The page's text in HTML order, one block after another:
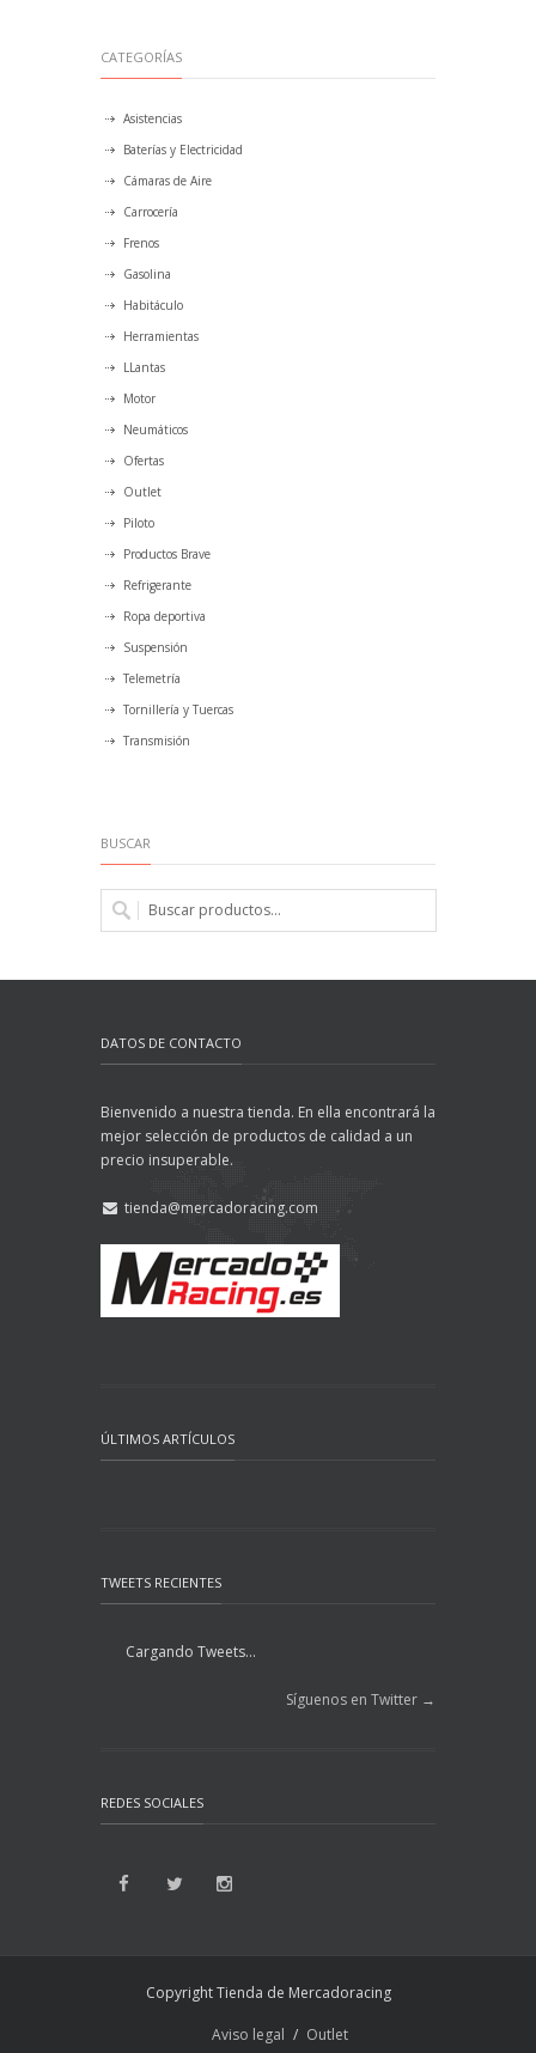
CATEGORÍAS
Asistencias
Baterías y Electricidad
Cámaras de Aire
Carrocería
Frenos
Gasolina
Habitáculo
Herramientas
LLantas
Motor
Neumáticos
Ofertas
Outlet
Piloto
Productos Brave
Refrigerante
Ropa deportiva
Suspensión
Telemetría
Tornillería y Tuercas
Transmisión
BUSCAR
DATOS DE CONTACTO
Bienvenido a nuestra tienda. En ella encontrará la
mejor selección de productos de calidad a un
precio insuperable.
tienda@mercadoracing.com
ÚLTIMOS ARTÍCULOS
TWEETS RECIENTES
Cargando Tweets...
Síguenos en Twitter →
REDES SOCIALES
Copyright Tienda de Mercadoracing
Aviso legal Outlet